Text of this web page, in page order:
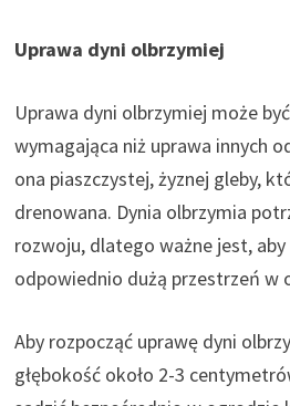
Uprawa dyni olbrzymiej
Uprawa dyni olbrzymiej może
wymagająca niż uprawa innych
ona piaszczystej, żyznej gleby,
drenowana. Dynia olbrzymia
rozwoju, dlatego ważne jest, aby
odpowiednio dużą przestrzeń w
Aby rozpocząć uprawę dyni
głębokość około 2-3